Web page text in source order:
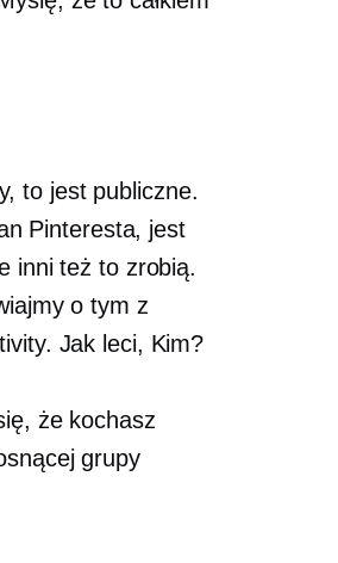
to jest publiczne.
Pinteresta, jest
inni też to zrobią.
o tym z
Jak leci, Kim?
że kochasz
grupy